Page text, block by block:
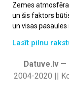
Zemes
un šis faktors
un visas
Lasīt pilnu
Datuve.lv—
2004-2020 ||